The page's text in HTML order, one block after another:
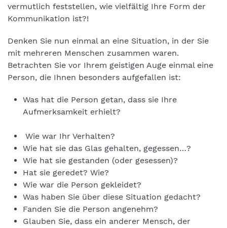
vermutlich feststellen, wie vielfältig Ihre Form der
Kommunikation ist?!
Denken Sie nun einmal an eine Situation, in der Sie
mit mehreren Menschen zusammen waren.
Betrachten Sie vor Ihrem geistigen Auge einmal eine
Person, die Ihnen besonders aufgefallen ist:
Was hat die Person getan, dass sie Ihre
Aufmerksamkeit erhielt?
Wie war Ihr Verhalten?
Wie hat sie das Glas gehalten, gegessen…?
Wie hat sie gestanden (oder gesessen)?
Hat sie geredet? Wie?
Wie war die Person gekleidet?
Was haben Sie über diese Situation gedacht?
Fanden Sie die Person angenehm?
Glauben Sie, dass ein anderer Mensch, der